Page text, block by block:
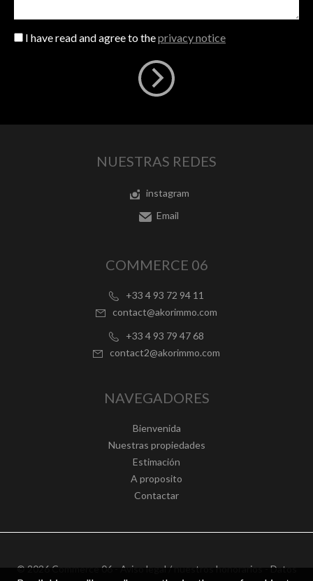
I have read and agree to theprivacy notice
NUESTRAS REDES
instagram
Email
COMMERCE 06
+33 4 93 72 94 11
contact@akorimmo.com
+33 4 93 79 47 68
contact2@akorimmo.com
NAVEGADORES
Bienvenida
Nuestras propiedades
Estimación
A proposito
Contactar
© 2026 Commerce 06 -Aviso legal / nuestros honorarios-Datos